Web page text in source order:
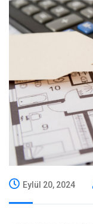
Eylül 20, 2024